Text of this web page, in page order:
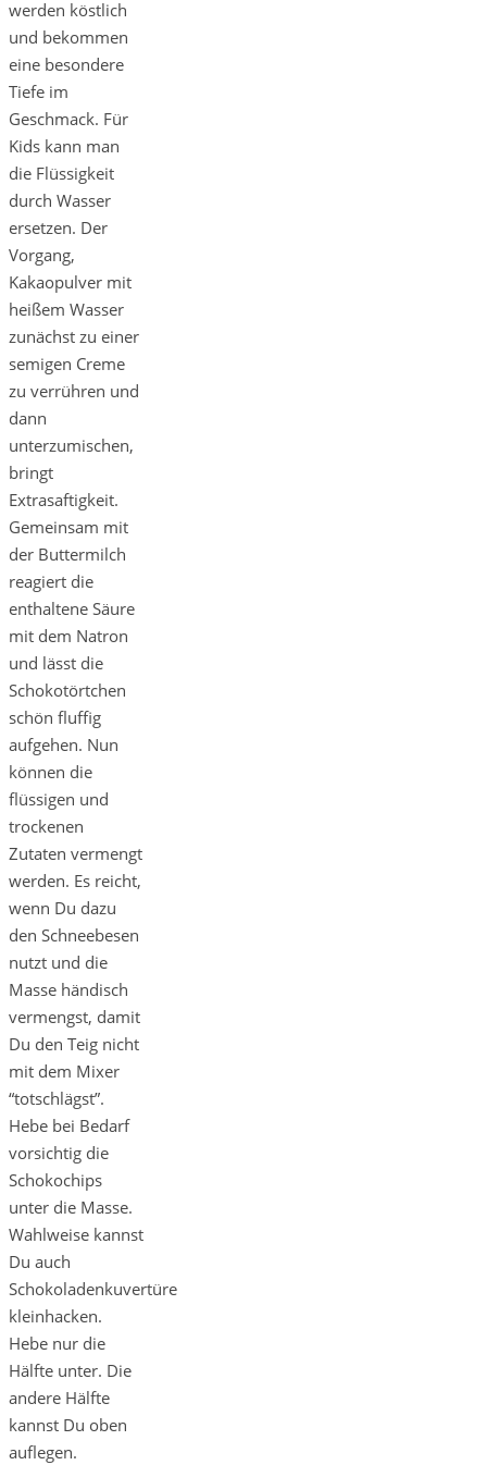
werden köstlich
und bekommen
eine besondere
Tiefe im
Geschmack. Für
Kids kann man
die Flüssigkeit
durch Wasser
ersetzen. Der
Vorgang,
Kakaopulver mit
heißem Wasser
zunächst zu einer
semigen Creme
zu verrühren und
dann
unterzumischen,
bringt
Extrasaftigkeit.
Gemeinsam mit
der Buttermilch
reagiert die
enthaltene Säure
mit dem Natron
und lässt die
Schokotörtchen
schön fluffig
aufgehen. Nun
können die
flüssigen und
trockenen
Zutaten vermengt
werden. Es reicht,
wenn Du dazu
den Schneebesen
nutzt und die
Masse händisch
vermengst, damit
Du den Teig nicht
mit dem Mixer
“totschlägst”.
Hebe bei Bedarf
vorsichtig die
Schokochips
unter die Masse.
Wahlweise kannst
Du auch
Schokoladenkuvertüre
kleinhacken.
Hebe nur die
Hälfte unter. Die
andere Hälfte
kannst Du oben
auflegen.